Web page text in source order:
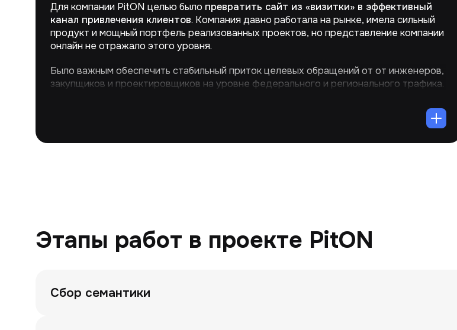
Для компании PitON целью было превратить сайт из «визитки» в эффективный
канал привлечения клиентов. Компания давно работала на рынке, имела сильный
продукт и мощный портфель реализованных проектов, но представление компании
онлайн не отражало этого уровня.
Было важным обеспечить стабильный приток целевых обращений от от инженеров,
закупщиков и проектировщиков на уровне федерального и регионального трафика.
Этапы работ в проекте PitON
Сбор семантики